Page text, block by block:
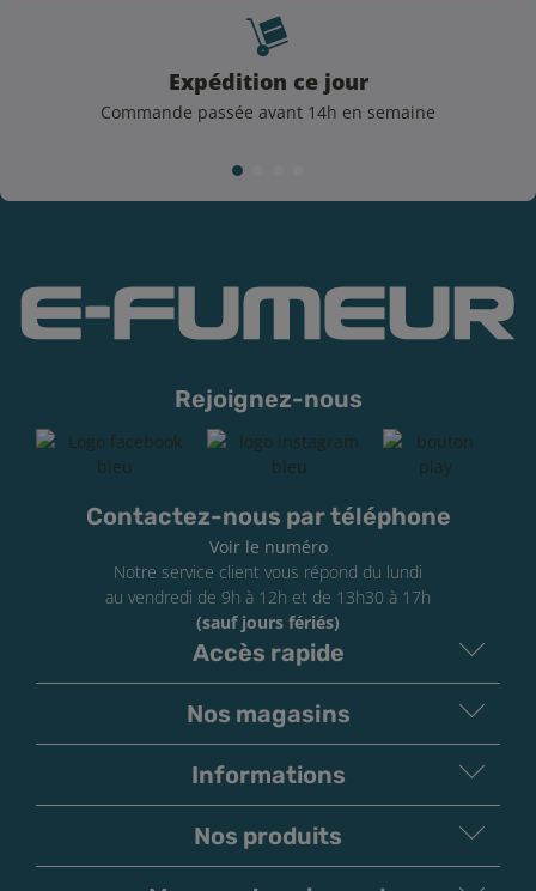
Expédition ce jour
Commande passée avant 14h en semaine
Rejoignez-nous
Contactez-nous par téléphone
Voir le numéro
Notre service client vous répond du lundi
au vendredi de 9h à 12h et de 13h30 à 17h
(sauf jours fériés)
Accès rapide
Nos magasins
Informations
Nos produits